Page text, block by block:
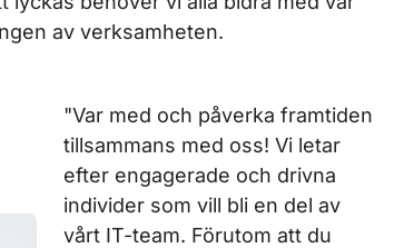
av verksamheten.
"Var med och påverka framtiden
tillsammans med oss! Vi letar
efter engagerade och drivna
individer som vill bli en del av
vårt IT-team. Förutom att du